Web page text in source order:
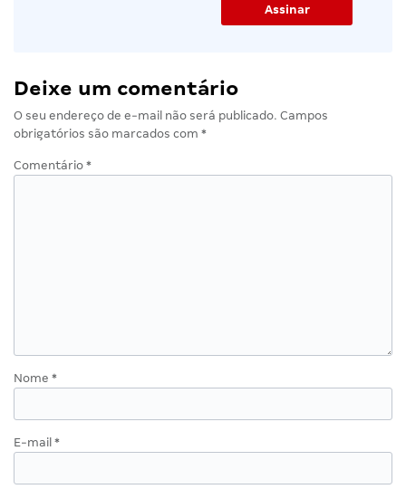
Deixe um comentário
O seu endereço de e-mail não será publicado. Campos
obrigatórios são marcados com *
Comentário *
Nome *
E-mail *